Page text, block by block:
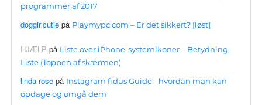
programmer af 2017
doggirlcutie på Playmypc.com – Er det sikkert? [løst]
HJÆLP på Liste over iPhone-systemikoner – Betydning,
Liste (Toppen af ​​skærmen)
linda rose på Instagram fidus Guide - hvordan man kan
opdage og omgå dem